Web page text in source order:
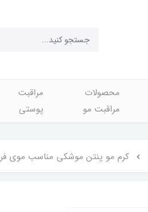
محصولات
مراقبت مو
مراقبت
پوستی
کرم مو پنتن موشکی مناسب موی فر‌